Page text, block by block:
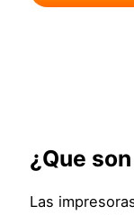
¿Que
Las